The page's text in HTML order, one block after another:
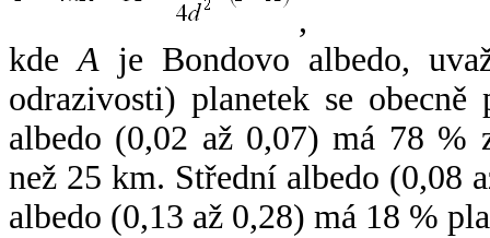
,
kdeA je Bondovo albedo,
odrazivosti) planetek se
albedo (0,02 až 0,07) má 78 %
než 25 km. Střední albedo (0,08
albedo (0,13 až 0,28) má 18 %